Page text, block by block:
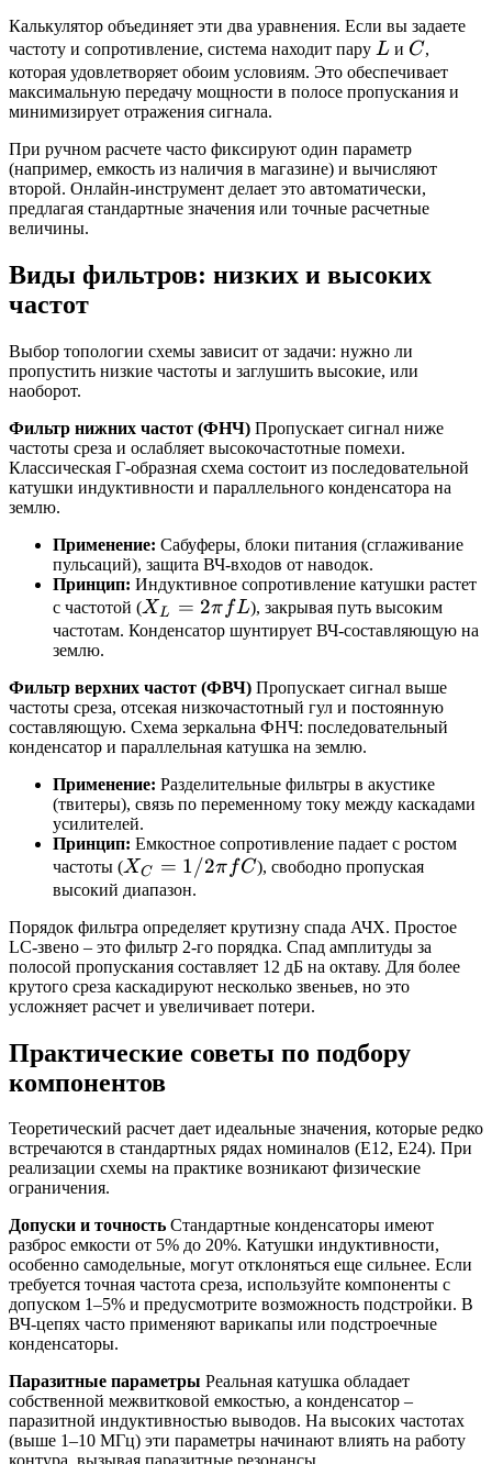
Калькулятор объединяет эти два уравнения. Если вы задаете
частоту и сопротивление, система находит пару L
L и C
C,
которая удовлетворяет обоим условиям. Это обеспечивает
максимальную передачу мощности в полосе пропускания и
минимизирует отражения сигнала.
При ручном расчете часто фиксируют один параметр
(например, емкость из наличия в магазине) и вычисляют
второй. Онлайн-инструмент делает это автоматически,
предлагая стандартные значения или точные расчетные
величины.
Виды фильтров: низких и высоких
частот
Выбор топологии схемы зависит от задачи: нужно ли
пропустить низкие частоты и заглушить высокие, или
наоборот.
Фильтр нижних частот (ФНЧ) Пропускает сигнал ниже
частоты среза и ослабляет высокочастотные помехи.
Классическая Г-образная схема состоит из последовательной
катушки индуктивности и параллельного конденсатора на
землю.
Применение: Сабуферы, блоки питания (сглаживание
пульсаций), защита ВЧ-входов от наводок.
Принцип: Индуктивное сопротивление катушки растет
с частотой (X_L
=
fL
X L = 2π fL), закрывая путь высоким
частотам. Конденсатор шунтирует ВЧ-составляющую на
землю.
Фильтр верхних частот (ФВЧ) Пропускает сигнал выше
частоты среза, отсекая низкочастотный гул и постоянную
составляющую. Схема зеркальна ФНЧ: последовательный
конденсатор и параллельная катушка на землю.
Применение: Разделительные фильтры в акустике
(твитеры), связь по переменному току между каскадами
усилителей.
Принцип: Емкостное сопротивление падает с ростом
частоты (X_C
= 1
2\pi
fC
XC = 1/2π fC), свободно пропуская
высокий диапазон.
Порядок фильтра определяет крутизну спада АЧХ. Простое
LC-звено – это фильтр 2-го порядка. Спад амплитуды за
полосой пропускания составляет 12 дБ на октаву. Для более
крутого среза каскадируют несколько звеньев, но это
усложняет расчет и увеличивает потери.
Практические советы по подбору
компонентов
Теоретический расчет дает идеальные значения, которые редко
встречаются в стандартных рядах номиналов (E12, E24). При
реализации схемы на практике возникают физические
ограничения.
Допуски и точность Стандартные конденсаторы имеют
разброс емкости от 5% до 20%. Катушки индуктивности,
особенно самодельные, могут отклоняться еще сильнее. Если
требуется точная частота среза, используйте компоненты с
допуском 1–5% и предусмотрите возможность подстройки. В
ВЧ-цепях часто применяют варикапы или подстроечные
конденсаторы.
Паразитные параметры Реальная катушка обладает
собственной межвитковой емкостью, а конденсатор –
паразитной индуктивностью выводов. На высоких частотах
(выше 1–10 МГц) эти параметры начинают влиять на работу